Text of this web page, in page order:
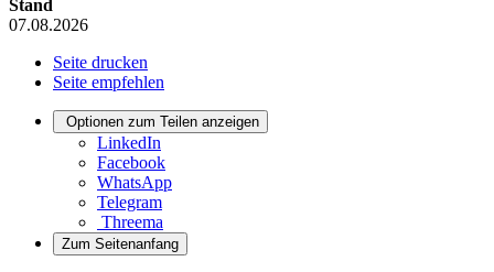
Stand
07.08.2026
Seite drucken
Seite empfehlen
Optionen zum Teilen anzeigen
LinkedIn
Facebook
WhatsApp
Telegram
Threema
Zum Seitenanfang